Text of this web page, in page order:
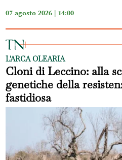
07 agosto 2026 | 14:00
L'ARCA OLEARIA
Cloni di Leccino: alla
genetiche della
fastidiosa